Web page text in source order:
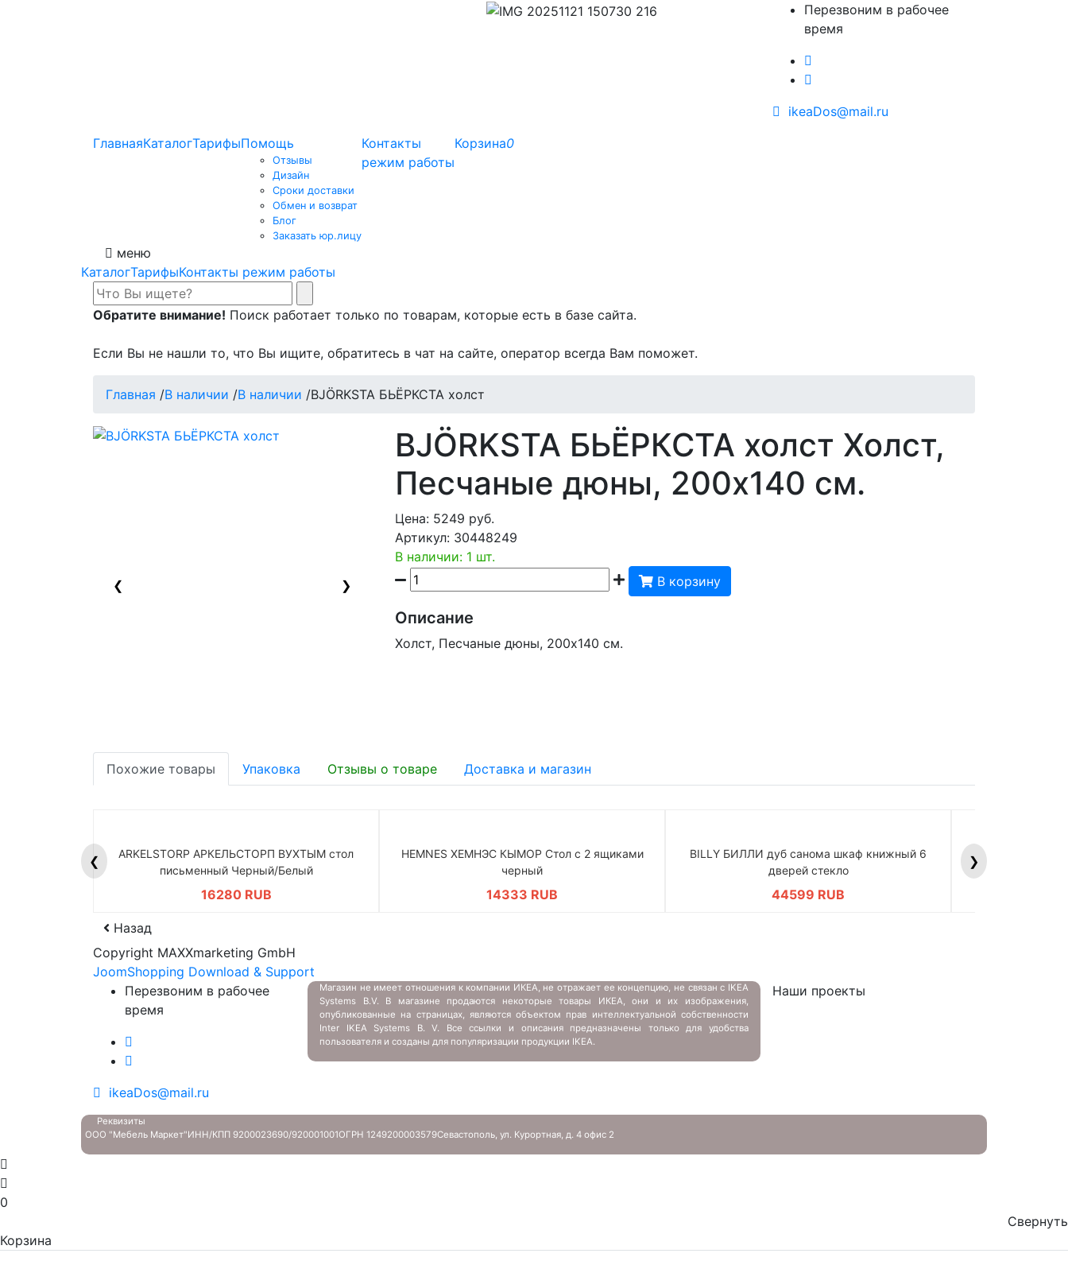
Перезвоним в рабочее
время
ikeaDos@mail.ru
ГлавнаяКаталогТарифыПомощь
Отзывы
Дизайн
Сроки доставки
Обмен и возврат
Блог
Заказать юр.лицу
Контакты
режим работы
Корзина0
меню
КаталогТарифыКонтакты режим работы
Обратите внимание! Поиск работает только по товарам, которые есть в базе сайта.
Если Вы не нашли то, что Вы ищите, обратитесь в чат на сайте, оператор всегда Вам поможет.
Главная /В наличии /В наличии /BJÖRKSTA БЬЁРКСТА холст
❮ ❯
BJÖRKSTA БЬЁРКСТА холст Холст,
Песчаные дюны, 200x140 см.
Цена: 5249 руб.
Артикул: 30448249
В наличии: 1 шт.
В корзину
Описание
Холст, Песчаные дюны, 200x140 см.
Похожие товары Упаковка Отзывы о товаре Доставка и магазин
❮
ARKELSTORP АРКЕЛЬСТОРП ВУХТЫМ стол
письменный Черный/Белый
16280 RUB
HEMNES ХЕМНЭС КЫМОР Стол c 2 ящиками
черный
14333 RUB
BILLY БИЛЛИ дуб санома шкаф книжный 6
дверей стекло
44599 RUB
BILLY БИЛЛИ
❯
Назад
Copyright MAXXmarketing GmbH
JoomShopping Download & Support
Перезвоним в рабочее
время
ikeaDos@mail.ru
Магазин не имеет отношения к компании ИКЕА, не отражает ее концепцию, не связан с IKEA
Systems B.V. В магазине продаются некоторые товары ИКЕА, они и их изображения,
опубликованные на страницах, являются объектом прав интеллектуальной собственности
Inter IKEA Systems B. V. Все ссылки и описания предназначены только для удобства
пользователя и созданы для популяризации продукции IKEA.
Наши проекты
Реквизиты
ООО "Мебель Маркет"ИНН/КПП 9200023690/920001001ОГРН 1249200003579Севастополь, ул. Курортная, д. 4 офис 2
0
Свернуть
Корзина